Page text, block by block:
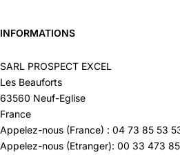
INFORMATIONS
SARL PROSPECT EXCEL
Les Beauforts
63560 Neuf-Eglise
France
Appelez-nous (France) : 04 73 85 53
Appelez-nous (Etranger): 00 33 473